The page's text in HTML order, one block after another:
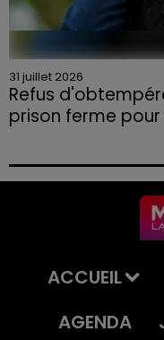
31 juillet 2026
Refus
prison ferme pour
permis et la
ACCUEIL
AGENDA